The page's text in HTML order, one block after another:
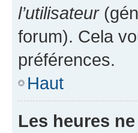
l’utilisateur
forum). Cela
préférences.
Haut
Les heures